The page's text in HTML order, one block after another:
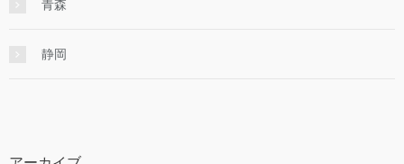
青森
静岡